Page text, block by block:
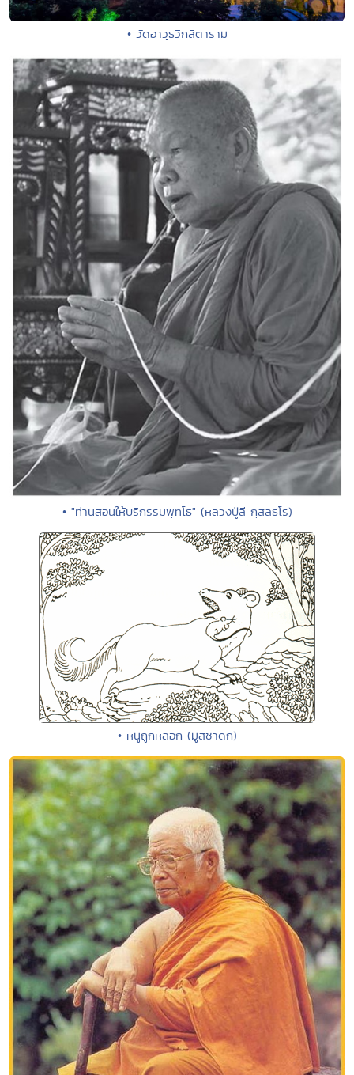
• วัดอาวุธวิกสิตาราม
• "ท่านสอนให้บริกรรมพุทโธ" (หลวงปู่ลี กุสลธโร)
• หนูถูกหลอก (มูสิชาดก)